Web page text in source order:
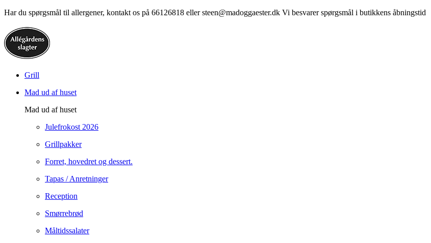
Har du spørgsmål til allergener, kontakt os på 66126818 eller steen@madoggaester.dk Vi besvarer spørgsmål i butikkens åbningstid
Grill
Mad ud af huset
Mad ud af huset
Julefrokost 2026
Grillpakker
Forret, hovedret og dessert.
Tapas / Anretninger
Reception
Smørrebrød
Måltidssalater